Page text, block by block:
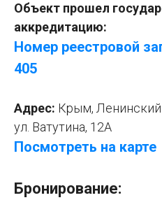
Объект прошел
аккредитацию:
Номер реестровой
405
Адрес: Крым, Ленинский
ул. Ватутина, 12А
Посмотреть на карте
Бронирование: